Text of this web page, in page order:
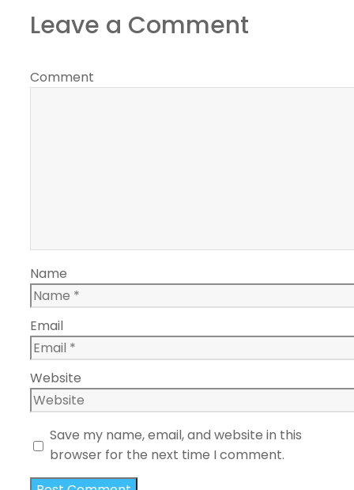
Leave a Comment
Comment
Name
Email
Website
Save my name, email, and website in this
browser for the next time I comment.